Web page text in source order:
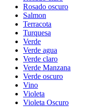
Rosado oscuro
Salmon
Terracota
Turquesa
Verde
Verde agua
Verde claro
Verde Manzana
Verde oscuro
Vino
Violeta
Violeta Oscuro